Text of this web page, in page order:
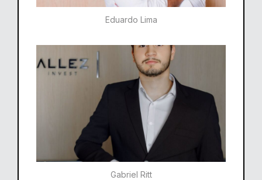
Eduardo Lima
Gabriel Ritt